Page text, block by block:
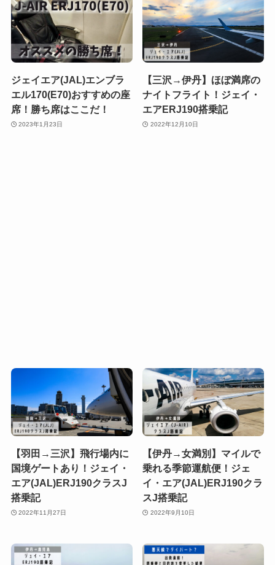
ジェイエア(JAL)エンブラ
エル170(E70)おすすめの座
席！勝ち席はここだ！
2023年1月23日
【三沢→伊丹】ほぼ満席の
ナイトフライト！ジェイ・
エアERJ190搭乗記
2022年12月10日
【羽田→三沢】飛行場内に
国境ゲートあり！ジェイ・
エア(JAL)ERJ190クラスJ
搭乗記
2022年11月27日
【伊丹→女満別】マイルで
乗れる季節運航便！ジェ
イ・エア(JAL)ERJ190クラ
スJ搭乗記
2022年9月10日